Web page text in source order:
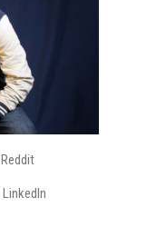
Reddit
LinkedIn